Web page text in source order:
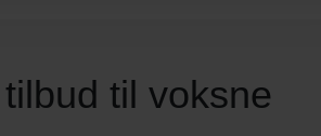
til voksne